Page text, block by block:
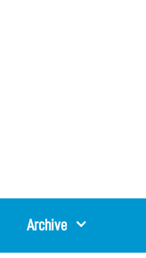
Archive